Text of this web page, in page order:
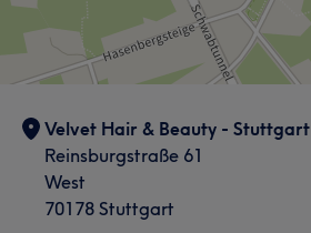
Velvet Hair & Beauty - Stuttgart
Reinsburgstraße 61
West
70178 Stuttgart